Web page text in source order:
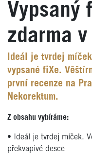
Vypsaný
zdarma
Ideál je tvrdej
vypsané fiXe.
první recenze na
Nekorektum.
Z obsahu vybíráme:
• Ideál je tvrdej míček.
překvapivé desce